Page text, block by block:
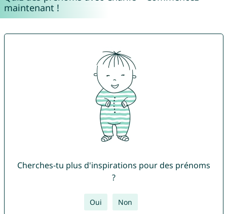
maintenant !
Cherches-tu plus d'inspirations pour des prénoms
?
Oui Non